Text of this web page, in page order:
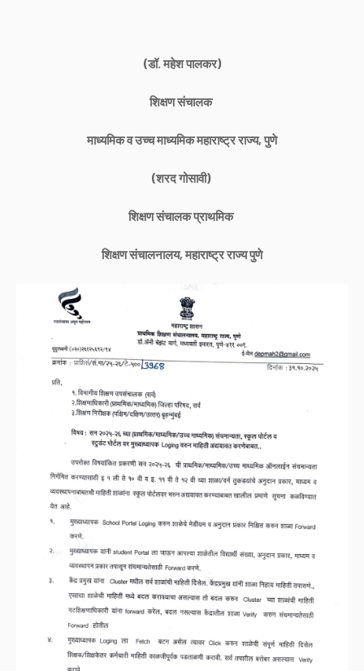
(डॉ. महेश पालकर)
शिक्षण संचालक
माध्यमिक व उच्च माध्यमिक महाराष्ट्र राज्य, पुणे
(शरद गोसावी)
शिक्षण संचालक प्राथमिक
शिक्षण संचालनालय, महाराष्ट्र राज्य पुणे